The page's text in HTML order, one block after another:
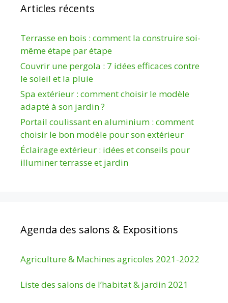
Articles récents
Terrasse en bois : comment la construire soi-
même étape par étape
Couvrir une pergola : 7 idées efficaces contre
le soleil et la pluie
Spa extérieur : comment choisir le modèle
adapté à son jardin ?
Portail coulissant en aluminium : comment
choisir le bon modèle pour son extérieur
Éclairage extérieur : idées et conseils pour
illuminer terrasse et jardin
Agenda des salons & Expositions
Agriculture & Machines agricoles 2021-2022
Liste des salons de l’habitat & jardin 2021